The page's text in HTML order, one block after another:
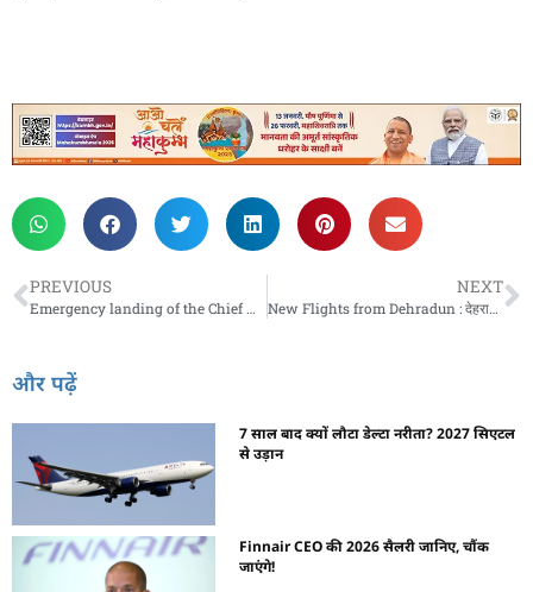
PREVIOUS
Emergency landing of the Chief Minister’s plane : ‘सीएम योगी का विमान उड़ा, मुख्यमंत्री के विमान की हुई इमरजेंसी लैंडिंग, सामने आई ये वजह
NEXT
New Flights from Dehradun : देहरादूनवालों की हो गई डबल मौज, अब इन 4 शहरों के लिए मिलेगी डायरेक्‍ट फ्लाइट
और पढ़ें
7 साल बाद क्यों लौटा डेल्टा नरीता? 2027 सिएटल
से उड़ान
Finnair CEO की 2026 सैलरी जानिए, चौंक
जाएंगे!